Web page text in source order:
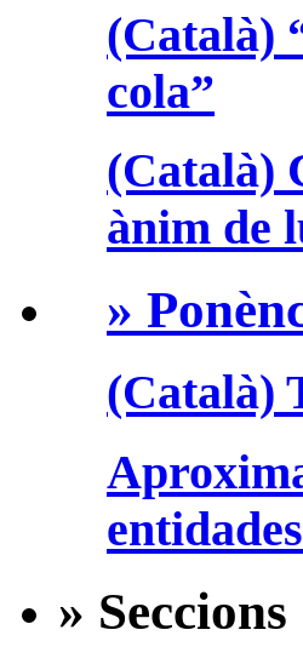
(Català)
cola”
(Català)
ànim de
»
(Català)
» Seccions